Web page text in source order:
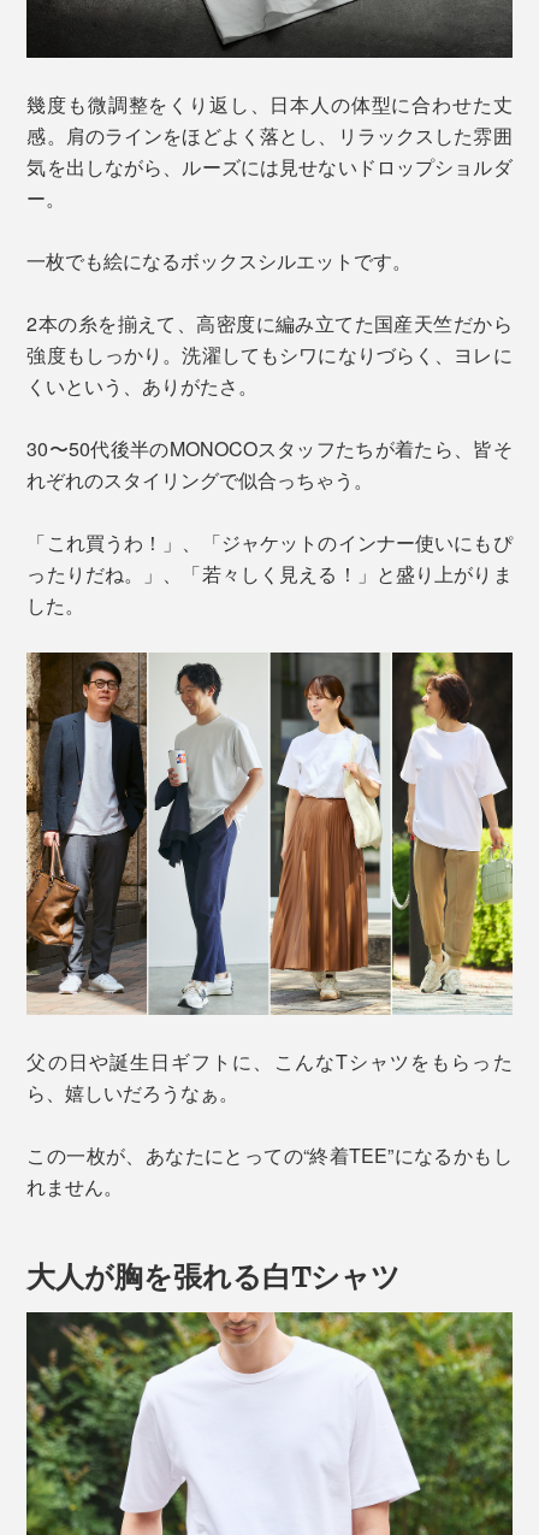
幾度も微調整をくり返し、日本人の体型に合わせた丈
感。肩のラインをほどよく落とし、リラックスした雰囲
気を出しながら、ルーズには見せないドロップショルダ
ー。
一枚でも絵になるボックスシルエットです。
2本の糸を揃えて、高密度に編み立てた国産天竺だから
強度もしっかり。洗濯してもシワになりづらく、ヨレに
くいという、ありがたさ。
30〜50代後半のMONOCOスタッフたちが着たら、皆そ
れぞれのスタイリングで似合っちゃう。
「これ買うわ！」、「ジャケットのインナー使いにもぴ
ったりだね。」、「若々しく見える！」と盛り上がりま
した。
父の日や誕生日ギフトに、こんなTシャツをもらった
ら、嬉しいだろうなぁ。
この一枚が、あなたにとっての“終着TEE”になるかもし
れません。
大人が胸を張れる白Tシャツ